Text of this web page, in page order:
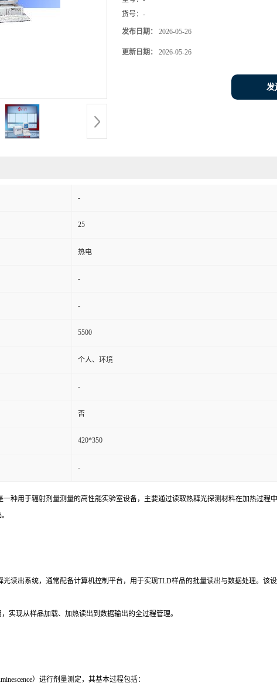
货号： -
发布日期： 2026-05-26
更新日期： 2026-05-26
发
-
25
热电
-
-
5500
个人、环境
-
否
420*350
-
一种用于辐射剂量测量的高性能实验室设备，主要通过读取热释光探测材料在加热过
光读出系统，通常配备计算机控制平台，用于实现TLD样品的批量读出与数据处理。
实现从样品加载、加热读出到数据输出的全过程管理。
）进行剂量测定，其基本过程包括：